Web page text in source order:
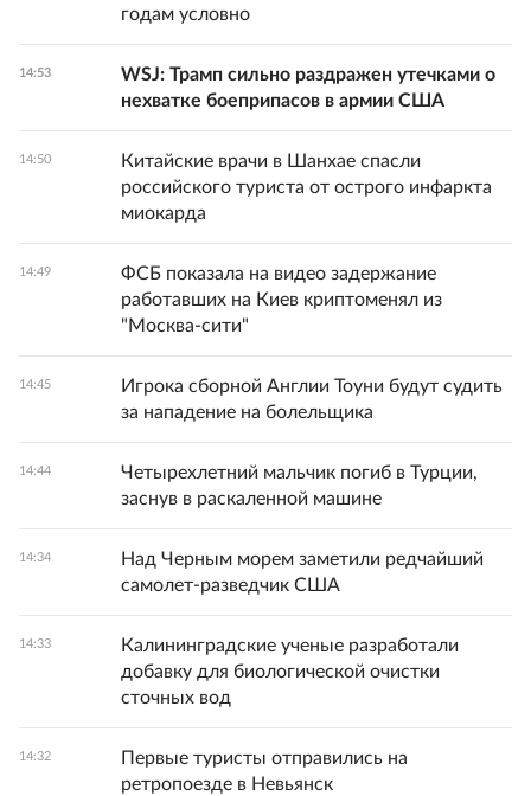
годам условно
14:53
WSJ: Трамп сильно раздражен утечками о
нехватке боеприпасов в армии США
14:50
Китайские врачи в Шанхае спасли
российского туриста от острого инфаркта
миокарда
14:49
ФСБ показала на видео задержание
работавших на Киев криптоменял из
"Москва-сити"
14:45
Игрока сборной Англии Тоуни будут судить
за нападение на болельщика
14:44
Четырехлетний мальчик погиб в Турции,
заснув в раскаленной машине
14:34
Над Черным морем заметили редчайший
самолет-разведчик США
14:33
Калининградские ученые разработали
добавку для биологической очистки
сточных вод
14:32
Первые туристы отправились на
ретропоезде в Невьянск